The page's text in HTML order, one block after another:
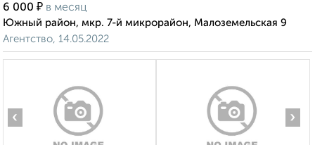
6 000 ₽ в месяц
Южный район, мкр. 7-й микрорайон, Малоземельская 9
Агентство, 14.05.2022
‹ ›